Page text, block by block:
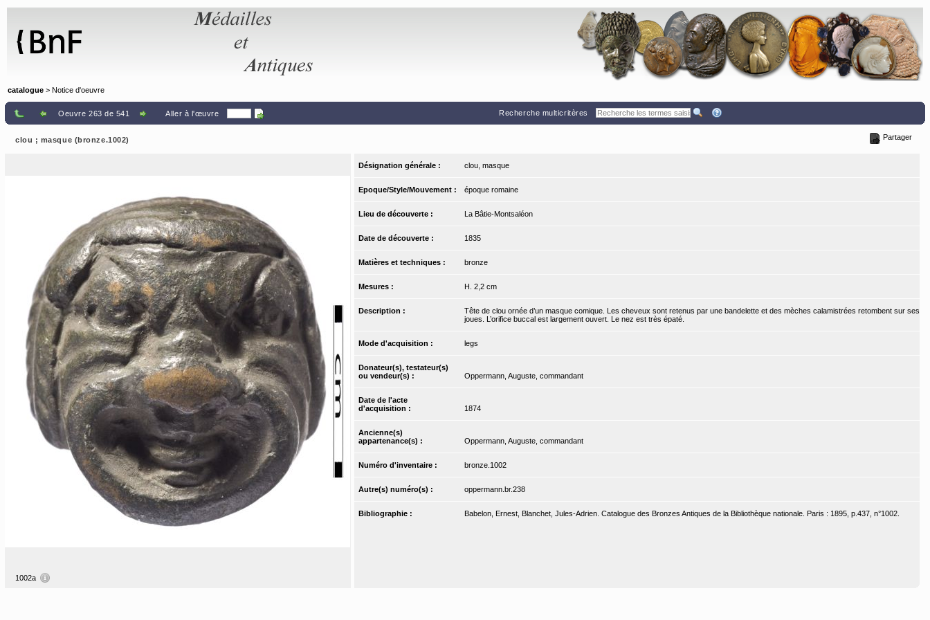
catalogue > Notice d'oeuvre
Oeuvre 263 de 541 Aller à l'œuvre Recherche multicritères
clou ; masque (bronze.1002) Partager
1002a
Désignation générale : clou, masque
Epoque/Style/Mouvement : époque romaine
Lieu de découverte : La Bâtie-Montsaléon
Date de découverte : 1835
Matières et techniques : bronze
Mesures : H. 2,2 cm
Description :
Tête de clou ornée d’un masque comique. Les cheveux sont retenus par une bandelette et des mèches calamistrées retombent sur ses
joues. L’orifice buccal est largement ouvert. Le nez est très épaté.
Mode d'acquisition : legs
Donateur(s), testateur(s)
ou vendeur(s) :
Oppermann, Auguste, commandant
Date de l'acte
d'acquisition :
1874
Ancienne(s)
appartenance(s) :
Oppermann, Auguste, commandant
Numéro d'inventaire : bronze.1002
Autre(s) numéro(s) : oppermann.br.238
Bibliographie : Babelon, Ernest, Blanchet, Jules-Adrien. Catalogue des Bronzes Antiques de la Bibliothèque nationale. Paris : 1895, p.437, n°1002.